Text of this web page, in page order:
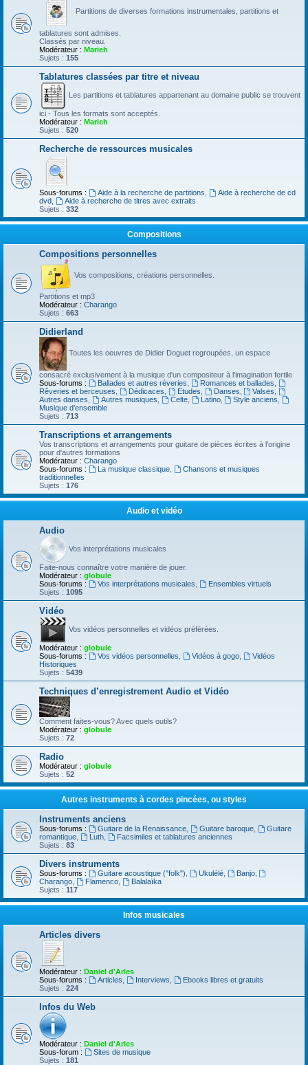
Partitions de diverses formations instrumentales, partitions et
tablatures sont admises.
Classés par niveau.
Modérateur : Marieh
Sujets : 155
Tablatures classées par titre et niveau
Les partitions et tablatures appartenant au domaine public se trouvent
ici - Tous les formats sont acceptés.
Modérateur : Marieh
Sujets : 520
Recherche de ressources musicales
Sous-forums : Aide à la recherche de partitions
Aide à recherche de cd
dvd
Aide à recherche de titres avec extraits
Sujets : 332
Compositions
Compositions personnelles
Vos compositions, créations personnelles.
Partitions et mp3
Modérateur : Charango
Sujets : 663
Didierland
Toutes les oeuvres de Didier Doguet regroupées, un espace
consacré exclusivement à la musique d'un compositeur à l'imagination fertile
Sous-forums :
Ballades et autres réveries Romances et ballades
Rêveries et berceuses
Dédicaces Etudes Danses Valses
Autres danses
Autres musiques Celte, Latino, Style anciens
Musique d’ensemble
Sujets : 713
Transcriptions et arrangements
Vos transcriptions et arrangements pour guitare de pièces écrites à l'origine
pour d'autres formations
Modérateur : Charango
Sous-forums :
La musique classique,
Chansons et musiques
traditionnelles
Sujets : 176
Audio et vidéo
Audio
Vos interprétations musicales
Faite-nous connaître votre manière de jouer.
Modérateur : globule
Sous-forums :
Vos interprétations musicales
Ensembles virtuels
Sujets : 1095
Vidéo
Vos vidéos personnelles et vidéos préférées.
Modérateur : globule
Sous-forums :
Vos vidéos personnelles Vidéos à gogo,
Vidéos
Historiques
Sujets : 5439
Techniques d’enregistrement Audio et Vidéo
Comment faites-vous? Avec quels outils?
Modérateur : globule
Sujets : 72
Radio
Modérateur : globule
Sujets : 52
Autres instruments à cordes pincées, ou styles
Instruments anciens
Sous-forums : Guitare de la Renaissance, Guitare baroque,
Guitare
romantique
Luth,
Facsimiles et tablatures anciennes
Sujets : 83
Divers instruments
Sous-forums : Guitare acoustique ("folk") Ukulélé, Banjo,
Charango
Flamenco,
Balalaïka
Sujets : 117
Infos musicales
Articles divers
Modérateur : Daniel d'Arles
Sous-forums :
Articles Interviews
Ebooks libres et gratuits
Sujets : 224
Infos du Web
Modérateur : Daniel d'Arles
Sous-forum :
Sites de musique
Sujets : 181